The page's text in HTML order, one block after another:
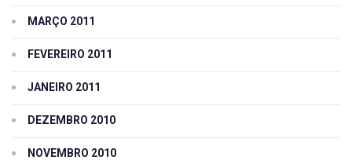
MARÇO 2011
FEVEREIRO 2011
JANEIRO 2011
DEZEMBRO 2010
NOVEMBRO 2010